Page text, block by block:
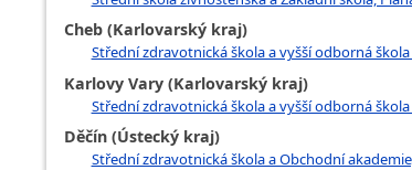
Cheb (Karlovarský kraj)
Střední zdravotnická škola a vyšší odborná
Karlovy Vary (Karlovarský kraj)
Střední zdravotnická škola a vyšší odborná
Děčín (Ústecký kraj)
Střední zdravotnická škola a Obchodní